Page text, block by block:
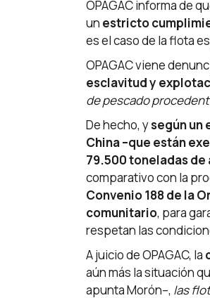
OPAGAC informa de
un estricto
es el caso de la flota
OPAGAC viene
esclavitud y
de pescado
De hecho, ysegún un
China –que están
79.500 toneladas
comparativo con la
Convenio 188 de la
comunitario, para
respetan las
A juicio de OPAGAC, la
aún más la situación
apunta Morón–, las